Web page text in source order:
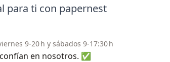
para ti con papernest
9-20 h y sábados 9-17:30 h
en nosotros. ✅